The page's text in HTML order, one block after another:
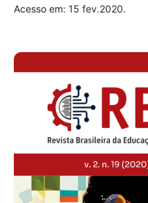
Acesso em: 15 fev.2020.